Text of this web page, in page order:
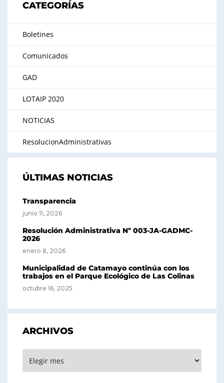
CATEGORÍAS
Boletines
Comunicados
GAD
LOTAIP 2020
NOTICIAS
ResolucionAdministrativas
ÚLTIMAS NOTICIAS
Transparencia
junio 11, 2026
Resolución Administrativa Nº 003-JA-GADMC-
2026
enero 8, 2026
Municipalidad de Catamayo continúa con los
trabajos en el Parque Ecológico de Las Colinas
octubre 16, 2025
ARCHIVOS